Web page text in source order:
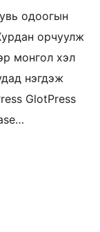
одоогын
орчуулж
монгол хэл
нэгдэж
GlotPress